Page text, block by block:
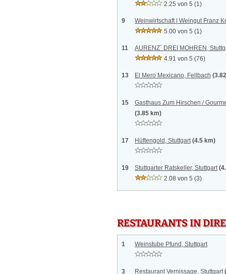
2.25 von 5 (1)
9
Weinwirtschaft | Weingut Franz
5.00 von 5 (1)
11
AURENZ´ DREI MOHREN,
4.91 von 5 (76)
13 El Mero Mexicano, Fellbach
15
Gasthaus Zum Hirschen /
(3.85 km)
17 Hüftengold, Stuttgart (4.5 km)
19 Stuttgarter Ratskeller, Stuttgart
2.08 von 5 (3)
RESTAURANTS IN
1 Weinstube Pfund, Stuttgart
3 Restaurant Vernissage, Stuttgart